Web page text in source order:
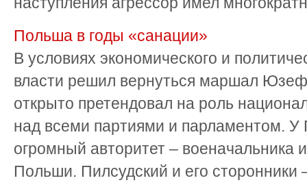
Польша в годы «санации»
В условиях экономического и
власти решил вернуться маршал
открыто претендовал на роль
над всеми партиями и парламентом. У
огромный авторитет – военачальника
Польши. Пилсудский и его сторонники